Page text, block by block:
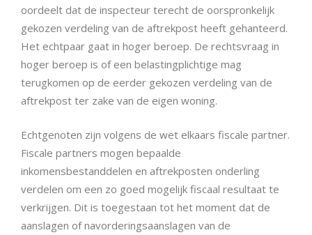
oordeelt dat de inspecteur terecht de oorspronkelijk
gekozen verdeling van de aftrekpost heeft gehanteerd.
Het echtpaar gaat in hoger beroep. De rechtsvraag in
hoger beroep is of een belastingplichtige mag
terugkomen op de eerder gekozen verdeling van de
aftrekpost ter zake van de eigen woning.
Echtgenoten zijn volgens de wet elkaars fiscale partner.
Fiscale partners mogen bepaalde
inkomensbestanddelen en aftrekposten onderling
verdelen om een zo goed mogelijk fiscaal resultaat te
verkrijgen. Dit is toegestaan tot het moment dat de
aanslagen of navorderingsaanslagen van de